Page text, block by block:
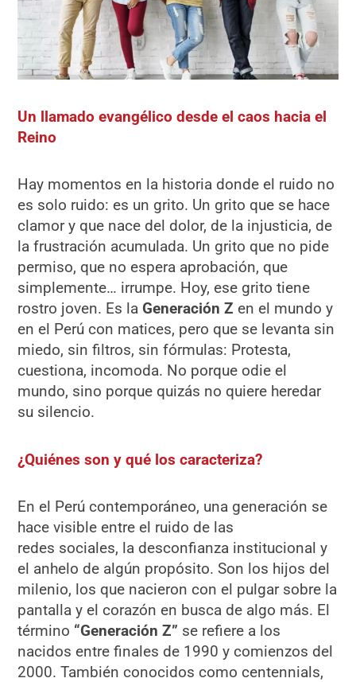
Un llamado evangélico desde el caos hacia el
Reino
Hay momentos en la historia donde el ruido no
es solo ruido: es un grito. Un grito que se hace
clamor y que nace del dolor, de la injusticia, de
la frustración acumulada. Un grito que no pide
permiso, que no espera aprobación, que
simplemente… irrumpe. Hoy, ese grito tiene
rostro joven. Es la Generación Z en el mundo y
en el Perú con matices, pero que se levanta sin
miedo, sin filtros, sin fórmulas: Protesta,
cuestiona, incomoda. No porque odie el
mundo, sino porque quizás no quiere heredar
su silencio.
¿Quiénes son y qué los caracteriza?
En el Perú contemporáneo, una generación se
hace visible entre el ruido de las
redes sociales, la desconfianza institucional y
el anhelo de algún propósito. Son los hijos del
milenio, los que nacieron con el pulgar sobre la
pantalla y el corazón en busca de algo más. El
término “Generación Z” se refiere a los
nacidos entre finales de 1990 y comienzos del
2000. También conocidos como centennials,